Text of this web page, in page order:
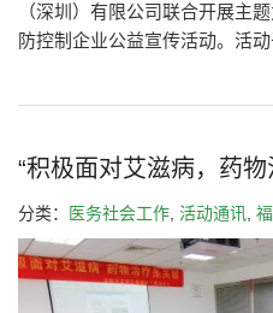
（深圳）有限公司联合开展主
防控制企业公益宣传活动。活
“积极面对艾滋病，药物
分类： 医务社会工作, 活动通讯,